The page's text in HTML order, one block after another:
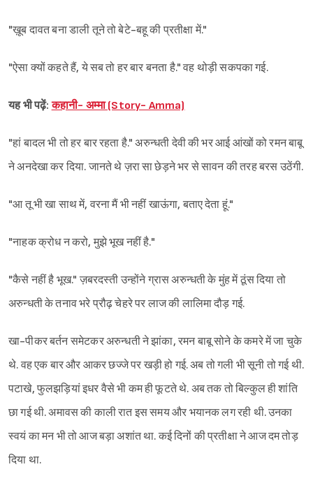
"ख़ूब दावत बना डाली तूने तो बेटे-बहू की प्रतीक्षा में."
"ऐसा क्यों कहते हैं, ये सब तो हर बार बनता है." वह थोड़ी सकपका गई.
यह भी पढ़ें:कहानी- अम्मा (Story- Amma)
"हां बादल भी तो हर बार रहता है." अरुन्धती देवी की भर आई आंखों को रमन बाबू
ने अनदेखा कर दिया. जानते थे ज़रा सा छेड़ने भर से सावन की तरह बरस उठेंगी.
"आ तू भी खा साथ में, वरना मैं भी नहीं खाऊंगा, बताए देता हूं."
"नाहक क्रोध न करो, मुझे भूख नहीं है."
"कैसे नहीं है भूख." ज़बरदस्ती उन्होंने ग्रास अरुन्धती के मुंह में ठूंस दिया तो
अरुन्धती के तनाव भरे प्रौढ़ चेहरे पर लाज की लालिमा दौड़ गई.
खा-पीकर बर्तन समेटकर अरुन्धती ने झांका, रमन बाबू सोने के कमरे में जा चुके
थे. वह एक बार और आकर छज्जे पर खड़ी हो गई. अब तो गली भी सूनी तो गई थी.
पटाखे, फुलझड़ियां इधर वैसे भी कम ही फूटते थे. अब तक तो बिल्कुल ही शांति
छा गई थी. अमावस की काली रात इस समय और भयानक लग रही थी. उनका
स्वयं का मन भी तो आज बड़ा अशांत था. कई दिनों की प्रतीक्षा ने आज दम तोड़
दिया था.